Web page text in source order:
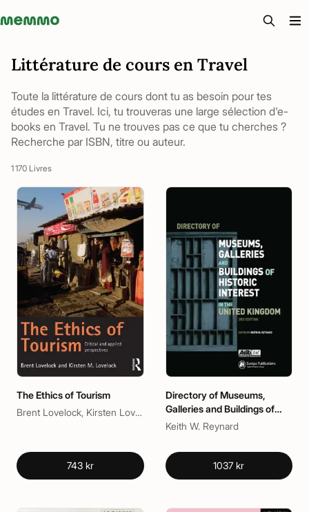
Memmo - AI-verktyg och digital kurslitteratur
Littérature de cours en Travel
Toute la littérature de cours dont tu as besoin pour tes
études en Travel. Ici, tu trouveras une large sélection d'e-
books en Travel. Tu ne trouves pas ce que tu cherches ?
Recherche par ISBN, titre ou auteur.
1 170 Livres
The Ethics of Tourism
Brent Lovelock, Kirsten Lovelock
743 kr
Directory of Museums,
Galleries and Buildings of
Historic Interest in the UK
Keith W. Reynard
1037 kr